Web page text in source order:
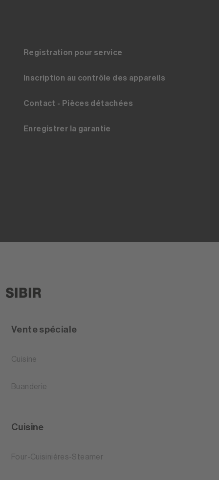
Registration pour service
Inscription au contrôle des appareils
Contact - Pièces détachées
Enregistrer la garantie
Vente spéciale
Cuisine
Buanderie
Cuisine
Four-Cuisinières-Steamer